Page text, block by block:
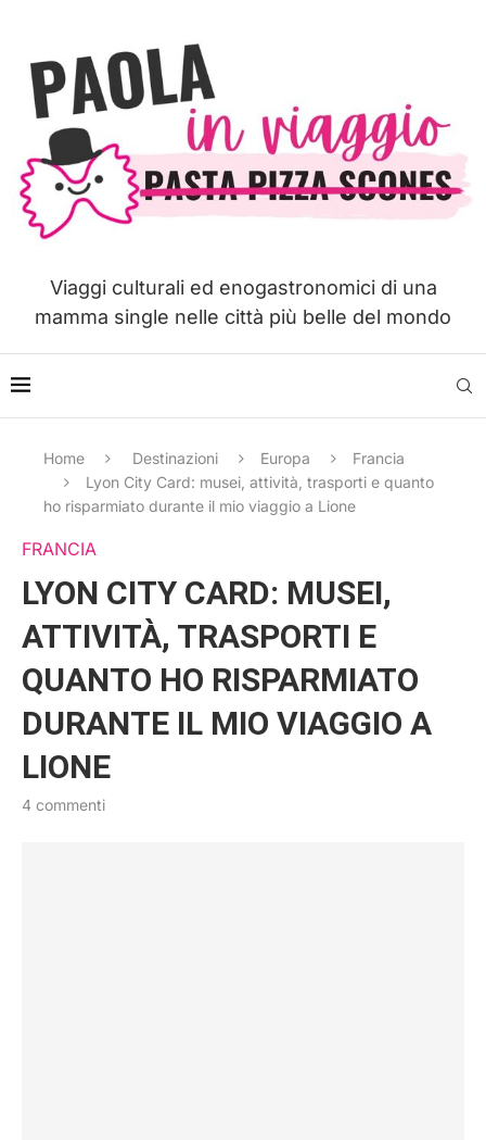
Viaggi culturali ed enogastronomici di una
mamma single nelle città più belle del mondo
Home Destinazioni Europa
Francia
Lyon City Card: musei, attività, trasporti e quanto
ho risparmiato durante il mio viaggio a Lione
FRANCIA
LYON CITY CARD: MUSEI,
ATTIVITÀ, TRASPORTI E
QUANTO HO RISPARMIATO
DURANTE IL MIO VIAGGIO A
LIONE
4 commenti